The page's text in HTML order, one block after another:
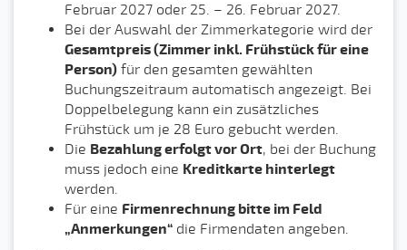
Februar 2027 oder 25. – 26. Februar 2027.
Bei der Auswahl der Zimmerkategorie wird der
Gesamtpreis (Zimmer inkl. Frühstück für eine
Person) für den gesamten gewählten
Buchungszeitraum automatisch angezeigt. Bei
Doppelbelegung kann ein zusätzliches
Frühstück um je 28 Euro gebucht werden.
Die Bezahlung erfolgt vor Ort, bei der Buchung
muss jedoch eine Kreditkarte hinterlegt
werden.
Für eine Firmenrechnung bitte im Feld
„Anmerkungen“ die Firmendaten angeben.